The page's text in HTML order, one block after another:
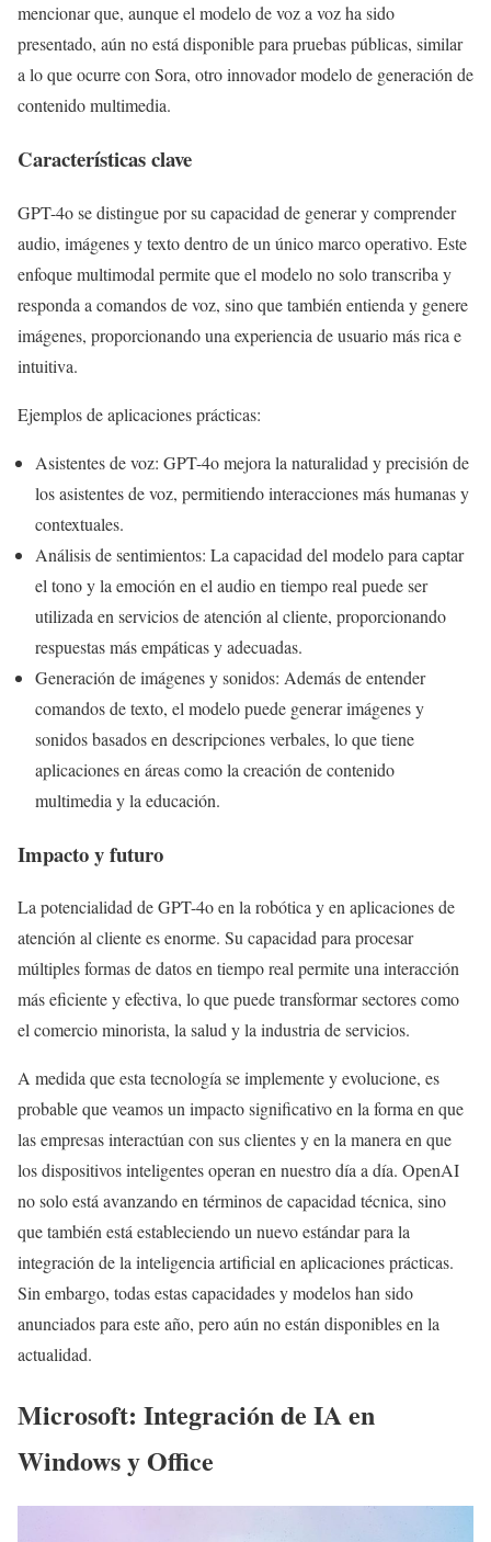
mencionar que, aunque el modelo de voz a voz ha sido
presentado, aún no está disponible para pruebas públicas, similar
a lo que ocurre con Sora, otro innovador modelo de generación de
contenido multimedia.
Características clave
GPT-4o se distingue por su capacidad de generar y comprender
audio, imágenes y texto dentro de un único marco operativo. Este
enfoque multimodal permite que el modelo no solo transcriba y
responda a comandos de voz, sino que también entienda y genere
imágenes, proporcionando una experiencia de usuario más rica e
intuitiva.
Ejemplos de aplicaciones prácticas:
Asistentes de voz: GPT-4o mejora la naturalidad y precisión de
los asistentes de voz, permitiendo interacciones más humanas y
contextuales.
Análisis de sentimientos: La capacidad del modelo para captar
el tono y la emoción en el audio en tiempo real puede ser
utilizada en servicios de atención al cliente, proporcionando
respuestas más empáticas y adecuadas.
Generación de imágenes y sonidos: Además de entender
comandos de texto, el modelo puede generar imágenes y
sonidos basados en descripciones verbales, lo que tiene
aplicaciones en áreas como la creación de contenido
multimedia y la educación.
Impacto y futuro
La potencialidad de GPT-4o en la robótica y en aplicaciones de
atención al cliente es enorme. Su capacidad para procesar
múltiples formas de datos en tiempo real permite una interacción
más eficiente y efectiva, lo que puede transformar sectores como
el comercio minorista, la salud y la industria de servicios.
A medida que esta tecnología se implemente y evolucione, es
probable que veamos un impacto significativo en la forma en que
las empresas interactúan con sus clientes y en la manera en que
los dispositivos inteligentes operan en nuestro día a día. OpenAI
no solo está avanzando en términos de capacidad técnica, sino
que también está estableciendo un nuevo estándar para la
integración de la inteligencia artificial en aplicaciones prácticas.
Sin embargo, todas estas capacidades y modelos han sido
anunciados para este año, pero aún no están disponibles en la
actualidad.
Microsoft: Integración de IA en
Windows y Office